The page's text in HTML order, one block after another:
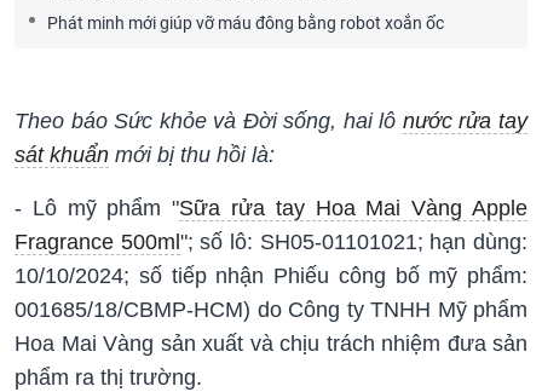
Phát minh mới giúp vỡ máu đông bằng robot xoắn ốc
Theo báo Sức khỏe và Đời sống, hai lô nước rửa tay
sát khuẩn mới bị thu hồi là:
- Lô mỹ phẩm "Sữa rửa tay Hoa Mai Vàng Apple
Fragrance 500ml"; số lô: SH05-01101021; hạn dùng:
10/10/2024; số tiếp nhận Phiếu công bố mỹ phẩm:
001685/18/CBMP-HCM) do Công ty TNHH Mỹ phẩm
Hoa Mai Vàng sản xuất và chịu trách nhiệm đưa sản
phẩm ra thị trường.